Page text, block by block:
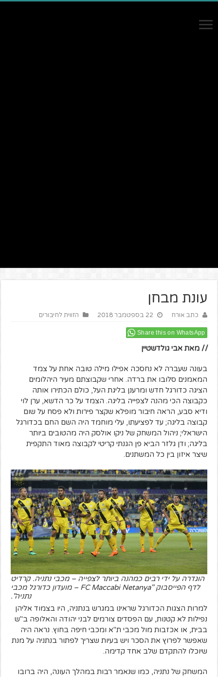
עונת מבחן
כתב אורח 22 בספטמבר 2018 הזווית לחיבורים
Share this on WhatsApp
// מאת אבי גולדשטיין
בעונה שעברה לא נחסכה אפילו מילה טובה אחת על צמד
המאמנים סלובו את ברדה. אחרי שקבוצתם מעיר היהלומים
הציגה כדורגל חדש ומרענן בליגת העל, כולם הכתירו אותה
כקבוצה הכי מהנה לצפייה בליגה. הצמד על כר הדשא, ערן לוי
ודיא סבע, הראה חיבור מופלא שקצר פירות ולא פסח על שום
קבוצה בליגה; עד לפציעתו, עלי מוחמד היה השם החם בכדורגל
הישראלי; ניהול המשחק של ניקו אולסק היה מהטובים ביותר
בליגה; ודן גלזר הביא פן הגנתי קריטי לקבוצה מאוד התקפית
שיצר איזון בין כל המשתנים.
הוגדרה על ידי רבים כמהנה ביותר לצפייה – מכבי נתניה. קרדיט
לדף הפייסבוק "FC Maccabi Netanya – מועדון כדורגל מכבי
נתניה".
למרות הצגות הכדורגל שראינו במגרש בנתניה, היו בצמוד אליהן
נפילות לא קטנות, עם הפסדים צורמים לבני יהודה והאלופה ב"ש
בבית, או אכזבות מול מכבי ת"א ומכבי חיפה בחוץ. נראה היה
שאפשר לפרוץ את הסכר ויש בעיות שצריך לפתור בנתניה על מנת
שיוכלו להתקדם שלב אחד קדימה.
המשחק של נתניה, כמו שנאמר רבות במהלך העונה, היה ברובו